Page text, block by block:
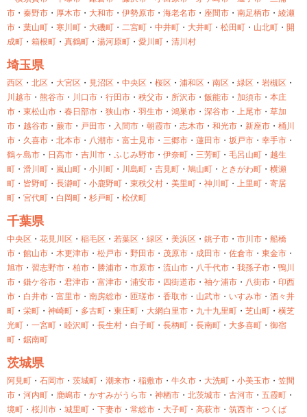
市 ・ 秦野市 ・ 厚木市 ・ 大和市 ・ 伊勢原市 ・ 海老名市 ・ 座間市 ・ 南足柄市 ・ 綾瀬
市 ・ 葉山町 ・ 寒川町 ・ 大磯町 ・ 二宮町 ・ 中井町 ・ 大井町 ・ 松田町 ・ 山北町 ・ 開
成町 ・ 箱根町 ・ 真鶴町 ・ 湯河原町 ・ 愛川町 ・ 清川村
埼玉県
西区 ・ 北区 ・ 大宮区 ・ 見沼区 ・ 中央区 ・ 桜区 ・ 浦和区 ・ 南区 ・ 緑区 ・ 岩槻区 ・
川越市 ・ 熊谷市 ・ 川口市 ・ 行田市 ・ 秩父市 ・ 所沢市 ・ 飯能市 ・ 加須市 ・ 本庄
市 ・ 東松山市 ・ 春日部市 ・ 狭山市 ・ 羽生市 ・ 鴻巣市 ・ 深谷市 ・ 上尾市 ・ 草加
市 ・ 越谷市 ・ 蕨市 ・ 戸田市 ・ 入間市 ・ 朝霞市 ・ 志木市 ・ 和光市 ・ 新座市 ・ 桶川
市 ・ 久喜市 ・ 北本市 ・ 八潮市 ・ 富士見市 ・ 三郷市 ・ 蓮田市 ・ 坂戸市 ・ 幸手市 ・
鶴ヶ島市 ・ 日高市 ・ 吉川市 ・ ふじみ野市 ・ 伊奈町 ・ 三芳町 ・ 毛呂山町 ・ 越生
町 ・ 滑川町 ・ 嵐山町 ・ 小川町 ・ 川島町 ・ 吉見町 ・ 鳩山町 ・ ときがわ町 ・ 横瀬
町 ・ 皆野町 ・ 長瀞町 ・ 小鹿野町 ・ 東秩父村 ・ 美里町 ・ 神川町 ・ 上里町 ・ 寄居
町 ・ 宮代町 ・ 白岡町 ・ 杉戸町 ・ 松伏町
千葉県
中央区 ・ 花見川区 ・ 稲毛区 ・ 若葉区 ・ 緑区 ・ 美浜区 ・ 銚子市 ・ 市川市 ・ 船橋
市 ・ 館山市 ・ 木更津市 ・ 松戸市 ・ 野田市 ・ 茂原市 ・ 成田市 ・ 佐倉市 ・ 東金市 ・
旭市 ・ 習志野市 ・ 柏市 ・ 勝浦市 ・ 市原市 ・ 流山市 ・ 八千代市 ・ 我孫子市 ・ 鴨川
市 ・ 鎌ケ谷市 ・ 君津市 ・ 富津市 ・ 浦安市 ・ 四街道市 ・ 袖ケ浦市 ・ 八街市 ・ 印西
市 ・ 白井市 ・ 富里市 ・ 南房総市 ・ 匝瑳市 ・ 香取市 ・ 山武市 ・ いすみ市 ・ 酒々井
町 ・ 栄町 ・ 神崎町 ・ 多古町 ・ 東庄町 ・ 大網白里市 ・ 九十九里町 ・ 芝山町 ・ 横芝
光町 ・ 一宮町 ・ 睦沢町 ・ 長生村 ・ 白子町 ・ 長柄町 ・ 長南町 ・ 大多喜町 ・ 御宿
町 ・ 鋸南町
茨城県
阿見町 ・ 石岡市 ・ 茨城町 ・ 潮来市 ・ 稲敷市 ・ 牛久市 ・ 大洗町 ・ 小美玉市 ・ 笠間
市 ・ 河内町 ・ 鹿嶋市 ・ かすみがうら市 ・ 神栖市 ・ 北茨城市 ・ 古河市 ・ 五霞町 ・
境町 ・ 桜川市 ・ 城里町 ・ 下妻市 ・ 常総市 ・ 大子町 ・ 高萩市 ・ 筑西市 ・ つくば